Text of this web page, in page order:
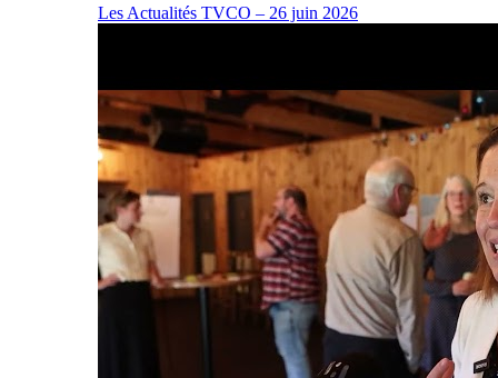
Les Actualités TVCO – 26 juin 2026